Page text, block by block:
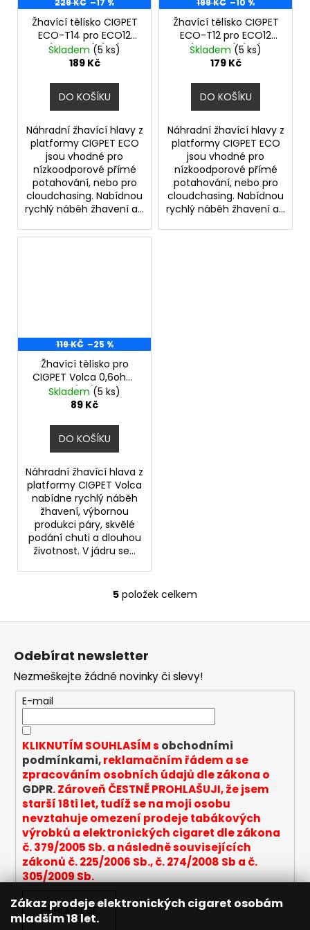
Zákaz prodeje elektronických cigaret osobám
mladším 18 let.
229 KČ –17 %
Žhavící tělísko CIGPET
ECO-T14 pro ECO12
(0,12ohm) (1ks)
Skladem (5 ks)
189 Kč
DO KOŠÍKU
Náhradní žhavící hlavy z
platformy CIGPET ECO
jsou vhodné pro
nízkoodporové přímé
potahování, nebo pro
cloudchasing. Nabídnou
rychlý náběh žhavení a...
199 KČ –10 %
Žhavící tělísko CIGPET
ECO-T12 pro ECO12
(0,12ohm) (1ks)
Skladem (5 ks)
179 Kč
DO KOŠÍKU
Náhradní žhavící hlavy z
platformy CIGPET ECO
jsou vhodné pro
nízkoodporové přímé
potahování, nebo pro
cloudchasing. Nabídnou
rychlý náběh žhavení a...
119 KČ –25 %
Žhavící tělísko pro
CIGPET Volca 0,6ohm
(1ks)
Skladem (5 ks)
89 Kč
DO KOŠÍKU
Náhradní žhavící hlava z
platformy CIGPET Volca
nabídne rychlý náběh
žhavení, výbornou
produkci páry, skvělé
podání chuti a dlouhou
životnost. V jádru se...
O
v
a
c
í
p
r
v
k
y
v
ý
p
i
s
u
5 položek celkem
GTX
0,8OHM
MESH
ŽHAVÍCÍ
HLAVA
78
Z
Odebírat newsletter
Nezmeškejte žádné novinky či slevy!
E-mail
KLIKNUTÍM SOUHLASÍM s obchodními
podmínkami,reklamačním řádem a se
zpracováním osobních údajů dle zákona o
GDPR. Zároveň ČESTNĚ PROHLAŠUJI, že jsem
starší 18ti let, tudíž se na moji osobu
nevztahuje omezení prodeje tabákových
výrobků a elektronických cigaret dle zákona
č. 379/2005 Sb. a následně souvisejících
zákonů č. 225/2006 Sb., č. 274/2008 Sb a č.
305/2009 Sb.
PŘIHLÁSIT SE